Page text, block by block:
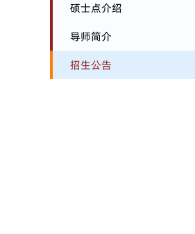
硕士点介绍
导师简介
招生公告